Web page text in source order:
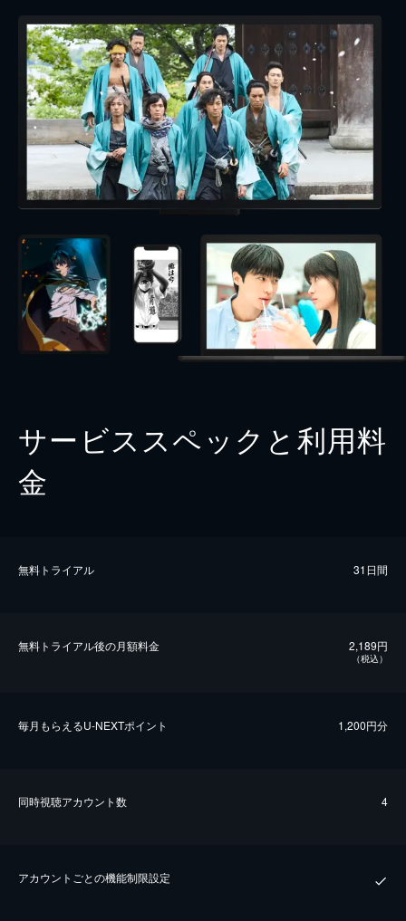
サービススペックと利用料
金
無料トライアル 31日間
無料トライアル後の⽉額料金 2,189円
（税込）
毎⽉もらえるU-NEXTポイント 1,200円分
同時視聴アカウント数 4
アカウントごとの機能制限設定